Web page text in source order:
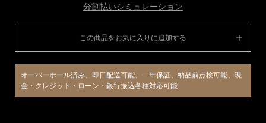
分割払いシミュレーション
この商品をお気に入りに追加する
オーバーホール済み、即日配送可能、一年保証、納品前点検可能、現
金・クレジット・ローン・銀行振込各種対応可能